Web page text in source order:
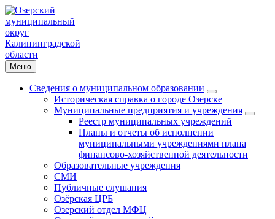
Меню
Сведения о муниципальном образовании
Историческая справка о городе Озерске
Муниципальные предприятия и учреждения
Реестр муниципальных учреждений
Планы и отчеты об исполнении
муниципальными учреждениями плана
финансово-хозяйственной деятельности
Образовательные учреждения
СМИ
Публичные слушания
Озёрская ЦРБ
Озерский отдел МФЦ